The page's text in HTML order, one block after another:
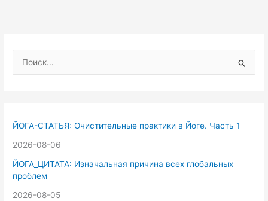
о
к
ЙОГА-СТАТЬЯ: Очистительные практики в Йоге. Часть 1
2026-08-06
ЙОГА_ЦИТАТА: Изначальная причина всех глобальных
проблем
2026-08-05